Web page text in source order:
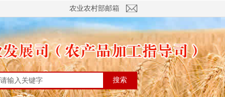
农业农村部邮箱
搜索